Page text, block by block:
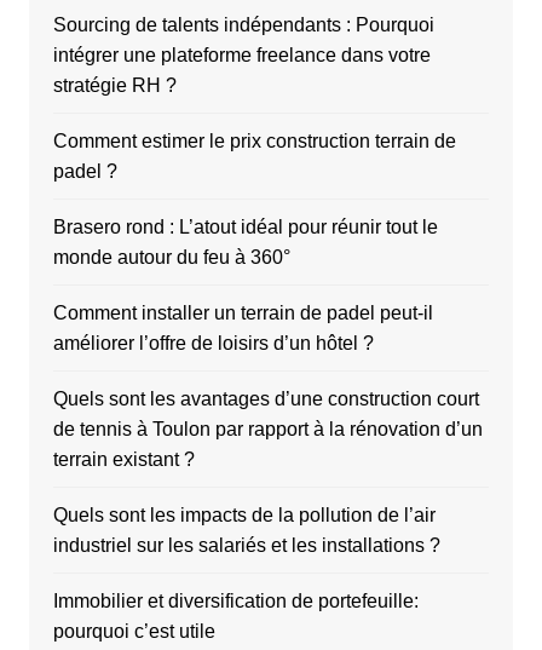
Sourcing de talents indépendants : Pourquoi
intégrer une plateforme freelance dans votre
stratégie RH ?
Comment estimer le prix construction terrain de
padel ?
Brasero rond : L’atout idéal pour réunir tout le
monde autour du feu à 360°
Comment installer un terrain de padel peut-il
améliorer l’offre de loisirs d’un hôtel ?
Quels sont les avantages d’une construction court
de tennis à Toulon par rapport à la rénovation d’un
terrain existant ?
Quels sont les impacts de la pollution de l’air
industriel sur les salariés et les installations ?
Immobilier et diversification de portefeuille:
pourquoi c’est utile